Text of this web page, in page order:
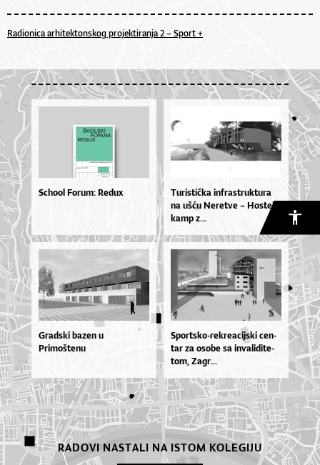
Radionica arhitektonskog projektiranja 2 – Sport +
School Forum: Redux
Tu­ris­ti­čka in­fras­truk­tu­ra
na uš­ću Ne­re­tve – Hos­tel i
ka­mp z...
Gradski bazen u
Primoštenu
Spor­tsko­-re­kre­a­cij­ski cen­
tar za oso­be sa in­va­li­di­te­
tom, Za­gr...
RADOVI NASTALI NA ISTOM KOLEGIJU